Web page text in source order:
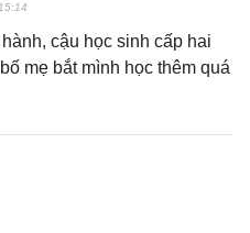
cậu học sinh cấp hai
mẹ bắt mình học thêm quá